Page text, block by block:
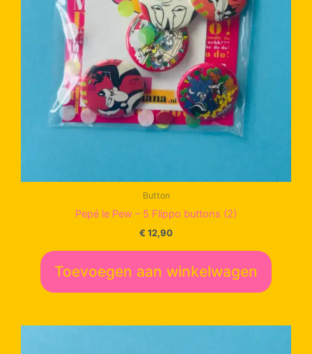
Button
Pepé le Pew – 5 Flippo buttons (2)
€ 12,90
Toevoegen aan winkelwagen